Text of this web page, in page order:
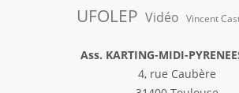
UFOLEP Vidéo Vincent
Ass. KARTING-MIDI-
4, rue Caubère